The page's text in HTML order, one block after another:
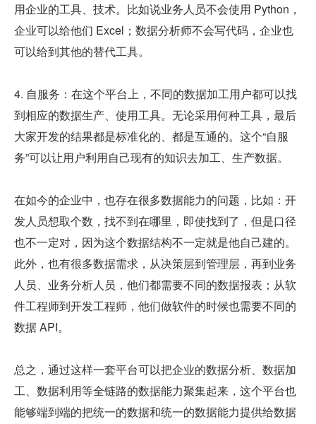
用企业的工具、技术。比如说业务人员不会使用 Python，
企业可以给他们 Excel；数据分析师不会写代码，企业也
可以给到其他的替代工具。
4. 自服务：在这个平台上，不同的数据加工用户都可以找
到相应的数据生产、使用工具。无论采用何种工具，最后
大家开发的结果都是标准化的、都是互通的。这个“自服
务”可以让用户利用自己现有的知识去加工、生产数据。
在如今的企业中，也存在很多数据能力的问题，比如：开
发人员想取个数，找不到在哪里，即使找到了，但是口径
也不一定对，因为这个数据结构不一定就是他自己建的。
此外，也有很多数据需求，从决策层到管理层，再到业务
人员、业务分析人员，他们都需要不同的数据报表；从软
件工程师到开发工程师，他们做软件的时候也需要不同的
数据 API。
总之，通过这样一套平台可以把企业的数据分析、数据加
工、数据利用等全链路的数据能力聚集起来，这个平台也
能够端到端的把统一的数据和统一的数据能力提供给数据